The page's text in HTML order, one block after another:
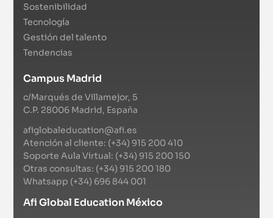
Sostenibilidad
Tecnología
Gestión del talento
Tendencias
Campus Madrid
c/Marqués de Villamejor, 5
C.P. 28006 Madrid, España
afiglobaleducation@afi.es
Atención al cliente: (+34) 915 200 410
Soporte Aula Virtual: (+34) 915 200 150
Otras consultas: (+34) 915 200 180
Whatsapp (+34) 696 844 001
Afi Global Education México